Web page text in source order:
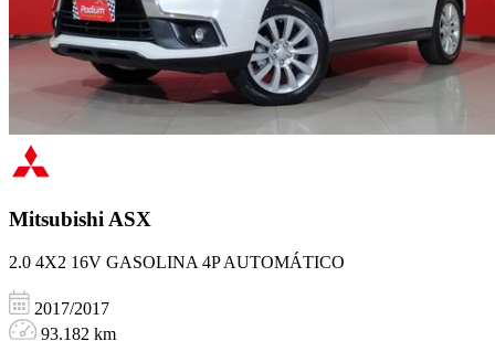
MitsubishiASX
2.0 4X2 16V GASOLINA 4P AUTOMÁTICO
2017/2017
93.182 km